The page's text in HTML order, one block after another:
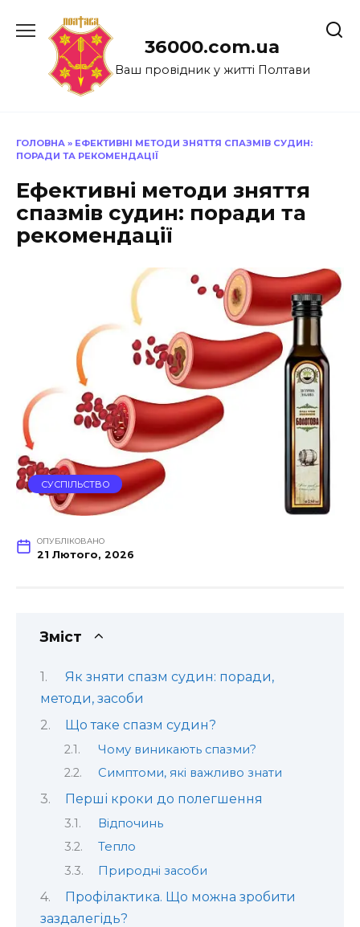
до
36000.com.ua
Ваш провідник у житті Полтави
ГОЛОВНА » ЕФЕКТИВНІ МЕТОДИ ЗНЯТТЯ СПАЗМІВ СУДИН:
ПОРАДИ ТА РЕКОМЕНДАЦІЇ
Ефективні методи зняття
спазмів судин: поради та
рекомендації
СУСПІЛЬСТВО
ОПУБЛІКОВАНО
21 Лютого, 2026
Зміст
Як зняти спазм судин: поради,
методи, засоби
Що таке спазм судин?
Чому виникають спазми?
Симптоми, які важливо знати
Перші кроки до полегшення
Відпочинь
Тепло
Природні засоби
Профілактика. Що можна зробити
заздалегідь?